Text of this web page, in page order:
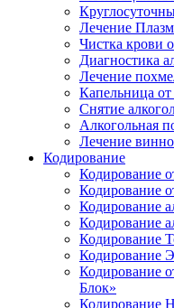
Лечение
Чистка крови
Диагностика
Лечение
Капельница от
Снятие
Алкогольная
Лечение
Кодирование
Кодирование
Кодирование
Кодирование
Кодирование
Кодирование
Кодирование
Кодирование
Блок»
Кодирование